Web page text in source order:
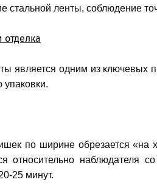
стальной ленты, соблюдение
является одним из
упаковки.
по ширине обрезается «на
относительно наблюдателя
25 минут.